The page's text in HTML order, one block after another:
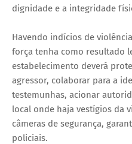
dignidade e a integridade
Havendo indícios de
força tenha como resultado
estabelecimento deverá
agressor, colaborar para a
testemunhas, acionar
local onde haja vestígios da
câmeras de segurança,
policiais.